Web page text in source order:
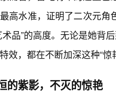
高水准，证明了二次元
术品”的高度。无论是她背
效，都在不断加深这种“惊
的紫影，不灭的惊艳